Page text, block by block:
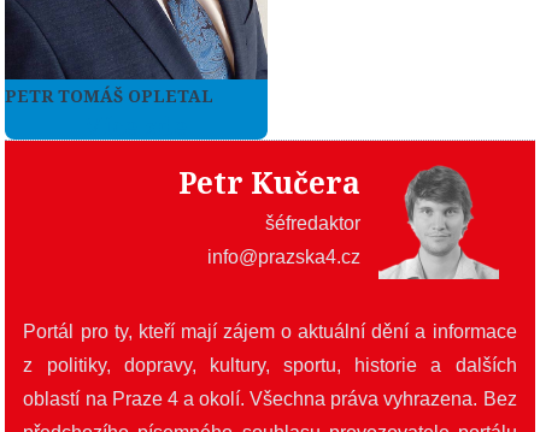
PETR TOMÁŠ OPLETAL
Petr Kučera
šéfredaktor
info@prazska4.cz
Portál pro ty, kteří mají zájem o aktuální dění a informace
z politiky, dopravy, kultury, sportu, historie a dalších
oblastí na Praze 4 a okolí. Všechna práva vyhrazena. Bez